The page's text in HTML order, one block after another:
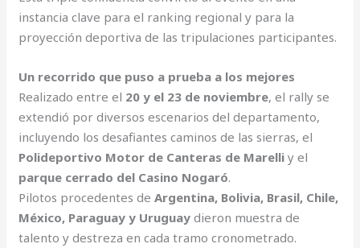
instancia clave para el ranking regional y para la
proyección deportiva de las tripulaciones participantes.
Un recorrido que puso a prueba a los mejores
Realizado entre el 20 y el 23 de noviembre, el rally se
extendió por diversos escenarios del departamento,
incluyendo los desafiantes caminos de las sierras, el
Polideportivo Motor de Canteras de Marelli y el
parque cerrado del Casino Nogaró.
Pilotos procedentes deArgentina, Bolivia, Brasil, Chile,
México, Paraguay y Uruguay dieron muestra de
talento y destreza en cada tramo cronometrado.